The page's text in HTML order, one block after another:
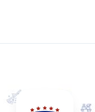
Change language